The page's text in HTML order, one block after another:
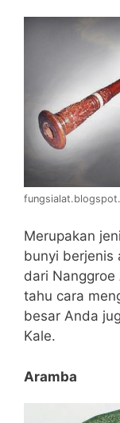
Merupakan
bunyi berjenis
dari Nanggroe
tahu cara
besar Anda
Kale.
Aramba